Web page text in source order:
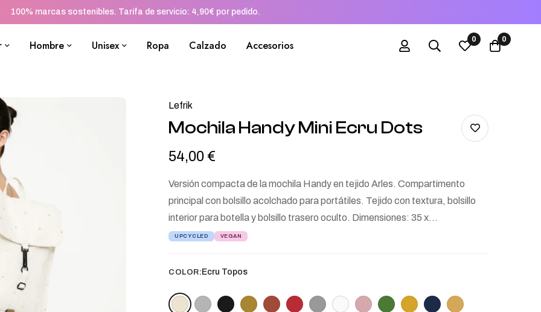
100% marcas sostenibles. Tarifa de servicio: 4,90€ por pedido.
Hombre Unisex Ropa Calzado Accesorios 0 0
Lefrik
Mochila Handy Mini Ecru Dots
54,00€
Versión compacta de la mochila Handy en tejido Arles. Compartimento
principal con bolsillo acolchado para portátiles. Tejido con textura, bolsillo
interior para botella y bolsillo trasero oculto. Dimensiones: 35 x…
UPCYCLED VEGAN
COLOR: Ecru Topos